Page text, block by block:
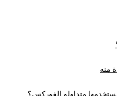
منه
متداولو الفوركس؟